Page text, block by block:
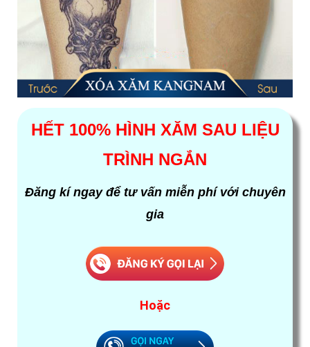
HẾT 100% HÌNH XĂM SAU LIỆU
TRÌNH NGẮN
Đăng kí ngay để tư vấn miễn phí với chuyên
gia
Hoặc